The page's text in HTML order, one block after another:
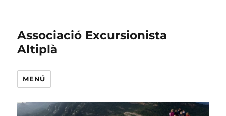
Associació Excursionista
Altiplà
MENÚ